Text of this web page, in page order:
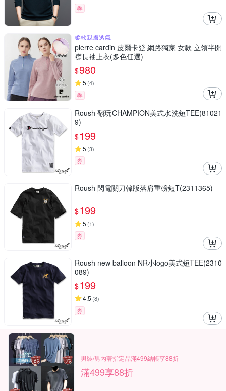
券
柔軟親膚透氣
pierre cardin 皮爾卡登 網路獨家 女款 立領半開
襟長袖上衣(多色任選)
$980
5 (4)
券
Roush 翻玩CHAMPION美式水洗短TEE(81021
9)
$199
5 (3)
券
Roush 閃電關刀韓版落肩重磅短T(2311365)
$199
5 (1)
券
Roush new balloon NR小logo美式短TEE(2310
089)
$199
4.5 (8)
券
男裝/男內著指定品滿499結帳享88折
滿499享88折